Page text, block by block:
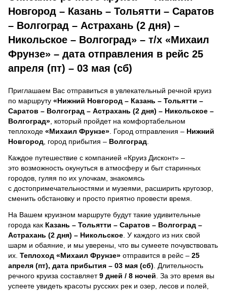
Новгород – Казань – Тольятти – Саратов
– Волгоград – Астрахань (2 дня) –
Никольское – Волгоград» – т/х «Михаил
Фрунзе» – дата отправления в рейс 25
апреля (пт) – 03 мая (сб)
Приглашаем Вас отправиться в увлекательный речной круиз
по маршруту «Нижний Новгород – Казань – Тольятти –
Саратов – Волгоград – Астрахань (2 дня) – Никольское –
Волгоград» , который пройдет на комфортабельном
теплоходе «Михаил Фрунзе» . Город отправления – Нижний
Новгород , город прибытия – Волгоград
Каждое путешествие с компанией «Круиз Дисконт» –
это возможность окунуться в атмосферу и быт старинных
городов, гуляя по их улочкам, знакомясь
с достопримечательностями и музеями, расширить кругозор,
сменить обстановку и просто приятно провести время.
На Вашем круизном маршруте будут такие удивительные
города как Казань – Тольятти – Саратов – Волгоград –
Астрахань (2 дня) – Никольское . У каждого из них свой
шарм и обаяние, и мы уверены, что вы сумеете почувствовать
их. Теплоход «Михаил Фрунзе» отправится в рейс – 25
апреля (пт), дата прибытия – 03 мая (сб) . Длительность
речного круиза составляет9 дней / 8 ночей За это время вы
успеете увидеть красоты русских рек и озер, лесов и полей,